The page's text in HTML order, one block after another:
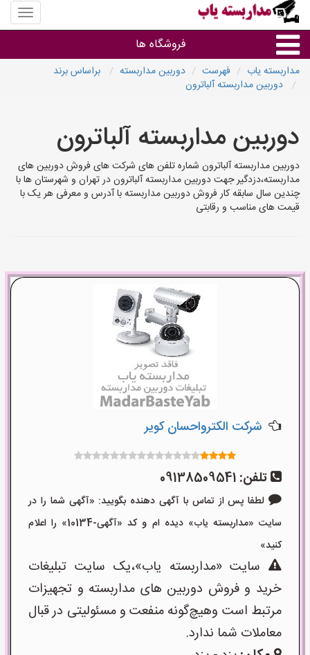
منوی
سایت
یاب
فروشگاه ها
براساس مشخصات ظاهری
براساس برند
فروشندگان دوربین مداربسته
مداربسته یاب فهرست دوربین مداربسته
براساس برند
دوربین مداربسته آلباترون
دوربین مداربسته آلباترون
دوربین مداربسته آلباترون شماره تلفن های شرکت های فروش دوربین های
مداربسته،دزدگیر جهت دوربین مداربسته آلباترون در تهران و شهرستان ها با
چندین سال سابقه کار فروش دوربین مداربسته با آدرس و معرفی هر یک با
قیمت های مناسب و رقابتی
شرکت الکترواحسان کویر
تلفن: 09138509541
لطفا پس از تماس با آگهی دهنده بگویید: «آگهی شما را در
سایت «مداربسته یاب» دیده ام و کد «آگهی-10134» را اعلام
کنید»
سایت «مداربسته یاب»،یک سایت تبلیغات
خرید و فروش دوربین های مداربسته و تجهیزات
مرتبط است وهیچ‌گونه منفعت و مسئولیتی در قبال
معاملات شما ندارد.